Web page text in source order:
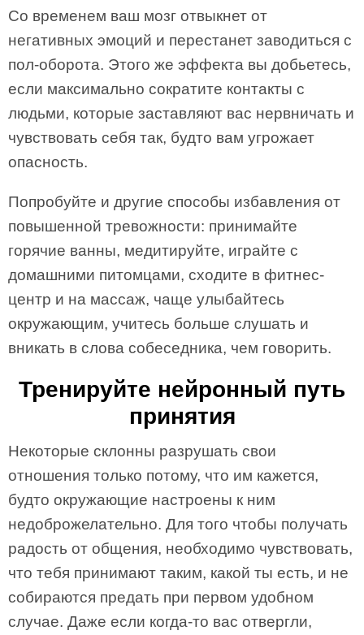
Со временем ваш мозг отвыкнет от
негативных эмоций и перестанет заводиться с
пол-оборота. Этого же эффекта вы добьетесь,
если максимально сократите контакты с
людьми, которые заставляют вас нервничать и
чувствовать себя так, будто вам угрожает
опасность.
Попробуйте и другие способы избавления от
повышенной тревожности: принимайте
горячие ванны, медитируйте, играйте с
домашними питомцами, сходите в фитнес-
центр и на массаж, чаще улыбайтесь
окружающим, учитесь больше слушать и
вникать в слова собеседника, чем говорить.
Тренируйте нейронный путь
принятия
Некоторые склонны разрушать свои
отношения только потому, что им кажется,
будто окружающие настроены к ним
недоброжелательно. Для того чтобы получать
радость от общения, необходимо чувствовать,
что тебя принимают таким, какой ты есть, и не
собираются предать при первом удобном
случае. Даже если когда-то вас отвергли,